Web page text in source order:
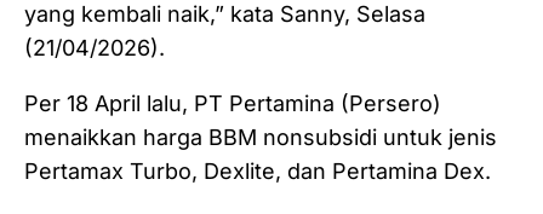
yang kembali naik,” kata Sanny, Selasa
(21/04/2026).
Per 18 April lalu, PT Pertamina (Persero)
menaikkan harga BBM nonsubsidi untuk jenis
Pertamax Turbo, Dexlite, dan Pertamina Dex.